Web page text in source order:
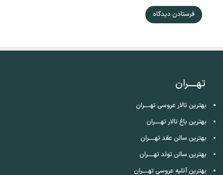
تهــــران
بهترین تالار عروسی تهــــران
بهترین باغ تالار تهــــران
بهترین سالن عقد تهــــران
بهترین سالن تولد تهــــران
بهترین آتلیه عروسی تهــــران